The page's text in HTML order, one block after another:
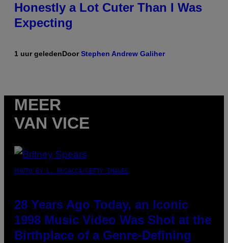
Honestly a Lot Cuter Than I Was
Expecting
1 uur geledenDoorStephen Andrew Galiher
MEER
VAN VICE
PHOTO BY L. BUSACCA/GETTY IMAGES
28 Years Ago Today, an Iconic
1998 Music Video Was Shot at the
Birthplace of a Genre-Defining